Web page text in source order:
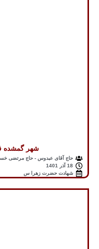
شهر گمشده
حاج آقای عبدوس - حاج مرتضی
18 آذر 1401
شهادت حضرت زهرا س